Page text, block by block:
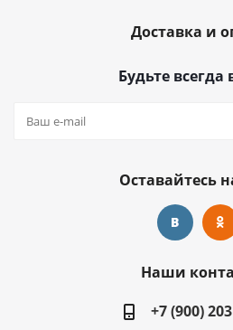
Доставка и
Будьте всегда
Оставайтесь
Наши
+7 (900)